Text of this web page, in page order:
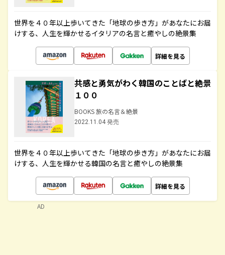
世界を４０年以上歩いてきた「地球の歩き方」があなたにお届
けする、人生を輝かせるイタリアの名言と癒やしの絶景集
詳細を見る
共感と勇気がわく韓国のことばと絶景
１００
BOOKS 旅の名言＆絶景
2022.11.04 発売
世界を４０年以上歩いてきた「地球の歩き方」があなたにお届
けする、人生を輝かせる韓国の名言と癒やしの絶景集
詳細を見る
AD